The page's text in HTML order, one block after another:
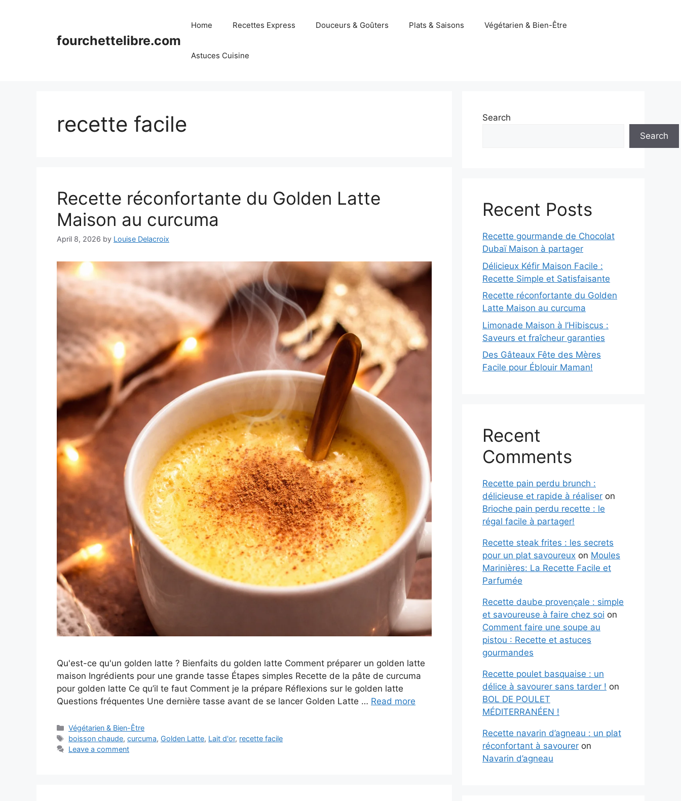
fourchettelibre.com
Home Recettes Express Douceurs & Goûters Plats & Saisons Végétarien & Bien-Être
Astuces Cuisine
recette facile
Recette réconfortante du Golden Latte
Maison au curcuma
April 8, 2026 by Louise Delacroix
Qu'est-ce qu'un golden latte ? Bienfaits du golden latte Comment préparer un golden latte
maison Ingrédients pour une grande tasse Étapes simples Recette de la pâte de curcuma
pour golden latte Ce qu’il te faut Comment je la prépare Réflexions sur le golden latte
Questions fréquentes Une dernière tasse avant de se lancer Golden Latte … Read more
Categories
Végétarien & Bien-Être
Tags
boisson chaude,curcuma, Golden Latte, Lait d'or, recette facile
Leave a comment
Search
Search
Recent Posts
Recette gourmande de Chocolat
Dubaï Maison à partager
Délicieux Kéfir Maison Facile :
Recette Simple et Satisfaisante
Recette réconfortante du Golden
Latte Maison au curcuma
Limonade Maison à l’Hibiscus :
Saveurs et fraîcheur garanties
Des Gâteaux Fête des Mères
Facile pour Éblouir Maman!
Recent
Comments
Recette pain perdu brunch :
délicieuse et rapide à réaliser on
Brioche pain perdu recette : le
régal facile à partager!
Recette steak frites : les secrets
pour un plat savoureux on Moules
Marinières: La Recette Facile et
Parfumée
Recette daube provençale : simple
et savoureuse à faire chez soi on
Comment faire une soupe au
pistou : Recette et astuces
gourmandes
Recette poulet basquaise : un
délice à savourer sans tarder ! on
BOL DE POULET
MÉDITERRANÉEN !
Recette navarin d’agneau : un plat
réconfortant à savourer on
Navarin d’agneau